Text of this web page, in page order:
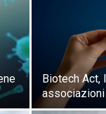
Biotech